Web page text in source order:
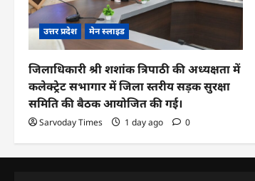
उत्तर प्रदेश मेन स्लाइड
जिलाधिकारी श्री शशांक त्रिपाठी की अध्यक्षता में
कलेक्ट्रेट सभागार में जिला स्तरीय सड़क सुरक्षा
समिति की बैठक आयोजित की गई।
Sarvoday Times 1 day ago 0